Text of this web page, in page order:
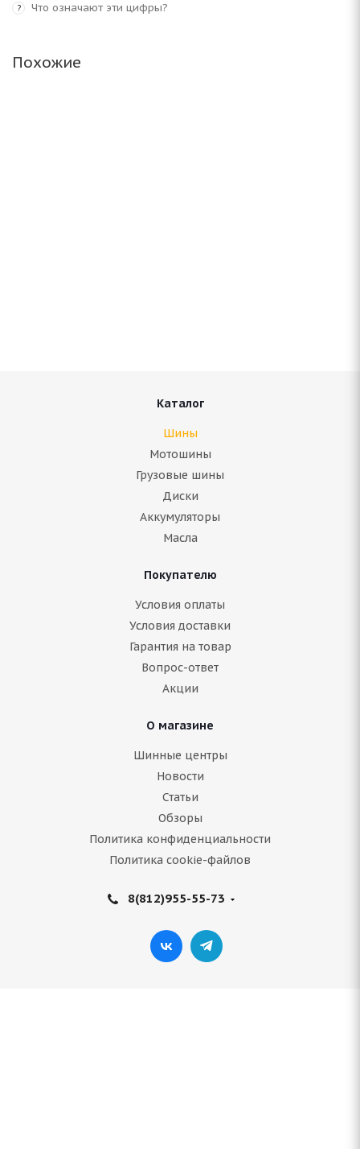
? Что означают эти цифры?
Похожие
Antares Ingens-Locus 275/50 ZR21 113W
Подробнее
ARIVO Ultra ARZ 5 275/50 R21 113V
Каталог
Шины
Мотошины
Грузовые шины
Диски
Аккумуляторы
Масла
Покупателю
Условия оплаты
Условия доставки
Гарантия на товар
Вопрос-ответ
Акции
О магазине
Шинные центры
Новости
Статьи
Обзоры
Политика конфиденциальности
Политика cookie-файлов
8(812)955-55-73